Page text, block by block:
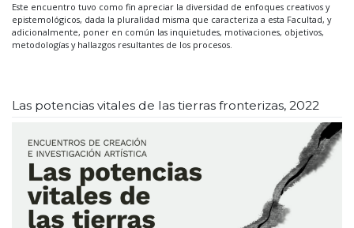
Este encuentro tuvo como fin apreciar la diversidad de enfoques creativos y
epistemológicos, dada la pluralidad misma que caracteriza a esta Facultad, y
adicionalmente, poner en común las inquietudes, motivaciones, objetivos,
metodologías y hallazgos resultantes de los procesos.
Las potencias vitales de las tierras fronterizas, 2022